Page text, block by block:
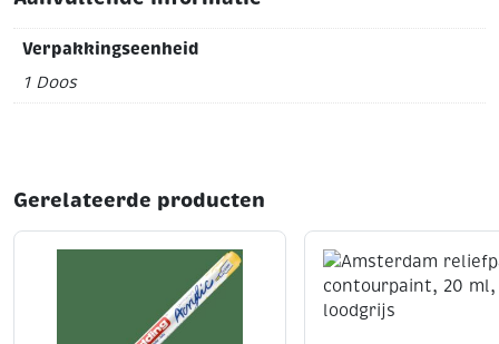
Verpakkingseenheid
1 Doos
Gerelateerde producten